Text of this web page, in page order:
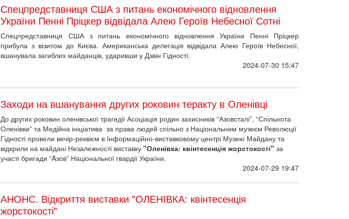
Спецпредставниця США з питань економічного відновлення
України Пенні Пріцкер відвідала Алею Героїв Небесної Сотні
Спецпредставниця США з питань економічного відновлення України Пенні Пріцкер
прибула з візитом до Києва. Американська делегація відвідала Алею Героїв Небесної,
вшанувала загиблих майданців, ударивши у Дзвін Гідності.
2024-07-30 15:47
Заходи на вшанування других роковин теракту в Оленівці
До других роковин оленівської трагедії Асоціація родин захисників “Азовсталі”, “Спільнота
Оленівки” та Медійна ініціатива за права людей спільно з Національним музеєм Революції
Гідності провели вечір-реквієм в Інформаційно-виставковому центрі Музею Майдану та
відкрили на майдані Незалежності виставку"Оленівка: квінтесенція жорстокості" за
участі бригади “Aзов” Національної гвардії України.
2024-07-29 19:47
АНОНС. Відкриття виставки "ОЛЕНІВКА: квінтесенція
жорстокості"